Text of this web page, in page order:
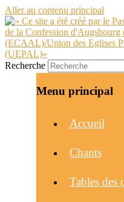
Aller au contenu principal
Recherche
Menu principal
Accueil
Chants
Tables des